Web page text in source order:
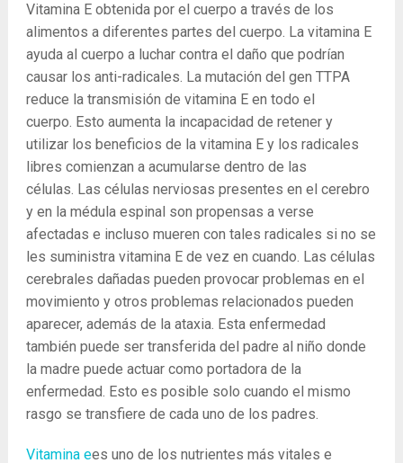
Vitamina E obtenida por el cuerpo a través de los
alimentos a diferentes partes del cuerpo. La vitamina E
ayuda al cuerpo a luchar contra el daño que podrían
causar los anti-radicales. La mutación del gen TTPA
reduce la transmisión de vitamina E en todo el
cuerpo. Esto aumenta la incapacidad de retener y
utilizar los beneficios de la vitamina E y los radicales
libres comienzan a acumularse dentro de las
células. Las células nerviosas presentes en el cerebro
y en la médula espinal son propensas a verse
afectadas e incluso mueren con tales radicales si no se
les suministra vitamina E de vez en cuando. Las células
cerebrales dañadas pueden provocar problemas en el
movimiento y otros problemas relacionados pueden
aparecer, además de la ataxia. Esta enfermedad
también puede ser transferida del padre al niño donde
la madre puede actuar como portadora de la
enfermedad. Esto es posible solo cuando el mismo
rasgo se transfiere de cada uno de los padres.
Vitamina ees uno de los nutrientes más vitales e